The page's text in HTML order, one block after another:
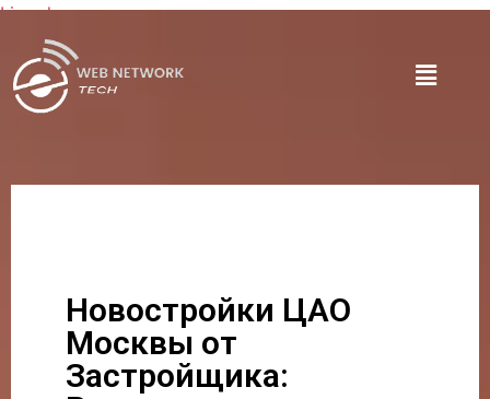
Lire plus
Новостройки ЦАО
Москвы от
Застройщика: